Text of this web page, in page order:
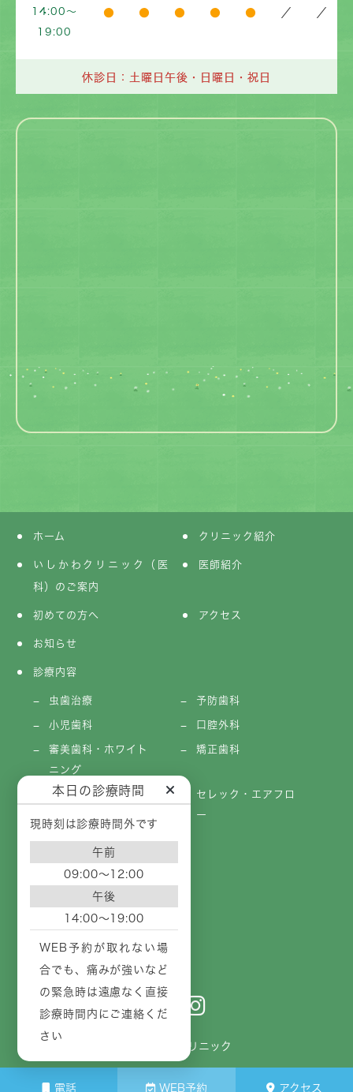
電話 WEB予約 アクセス
本日の診療時間
現時刻は診療時間外です
午前
09:00～12:00
午後
14:00～19:00
WEB予約が取れない場
合でも、痛みが強いなど
の緊急時は遠慮なく直接
診療時間内にご連絡くだ
さい
14:00～
19:00
● ● ● ● ● ／ ／
休診日：土曜日午後・日曜日・祝日
ホーム クリニック紹介
いしかわクリニック（医
科）のご案内
医師紹介
初めての方へ アクセス
お知らせ
診療内容
虫歯治療 予防歯科
小児歯科 口腔外科
審美歯科・ホワイト
ニング
矯正歯科
訪問歯科
セレック・エアフロ
ー
未分類
© いしかわクリニック